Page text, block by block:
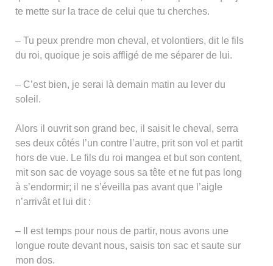
te mette sur la trace de celui que tu cherches.
– Tu peux prendre mon cheval, et volontiers, dit le fils
du roi, quoique je sois affligé de me séparer de lui.
– C’est bien, je serai là demain matin au lever du
soleil.
Alors il ouvrit son grand bec, il saisit le cheval, serra
ses deux côtés l’un contre l’autre, prit son vol et partit
hors de vue. Le fils du roi mangea et but son content,
mit son sac de voyage sous sa tête et ne fut pas long
à s’endormir; il ne s’éveilla pas avant que l’aigle
n’arrivât et lui dit :
– Il est temps pour nous de partir, nous avons une
longue route devant nous, saisis ton sac et saute sur
mon dos.